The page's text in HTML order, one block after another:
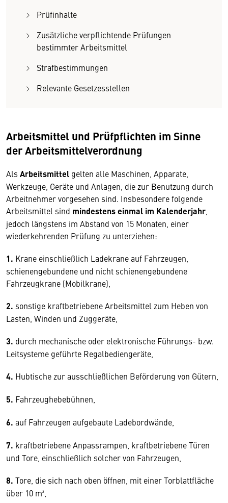
Prüfinhalte
Zusätzliche verpflichtende Prüfungen
bestimmter Arbeitsmittel
Strafbestimmungen
Relevante Gesetzesstellen
Arbeitsmittel und Prüfpflichten im Sinne
der Arbeitsmittelverordnung
Als Arbeitsmittel gelten alle Maschinen, Apparate,
Werkzeuge, Geräte und Anlagen, die zur Benutzung durch
Arbeitnehmer vorgesehen sind. Insbesondere folgende
Arbeitsmittel sind mindestens einmal im Kalenderjahr
jedoch längstens im Abstand von 15 Monaten, einer
wiederkehrenden Prüfung zu unterziehen:
1. Krane einschließlich Ladekrane auf Fahrzeugen,
schienengebundene und nicht schienengebundene
Fahrzeugkrane (Mobilkrane),
2. sonstige kraftbetriebene Arbeitsmittel zum Heben von
Lasten, Winden und Zuggeräte,
3. durch mechanische oder elektronische Führungs- bzw.
Leitsysteme geführte Regalbediengeräte,
4. Hubtische zur ausschließlichen Beförderung von Gütern,
5. Fahrzeughebebühnen,
6. auf Fahrzeugen aufgebaute Ladebordwände,
7. kraftbetriebene Anpassrampen, kraftbetriebene Türen
und Tore, einschließlich solcher von Fahrzeugen,
8. Tore, die sich nach oben öffnen, mit einer Torblattfläche
über 10 m²,